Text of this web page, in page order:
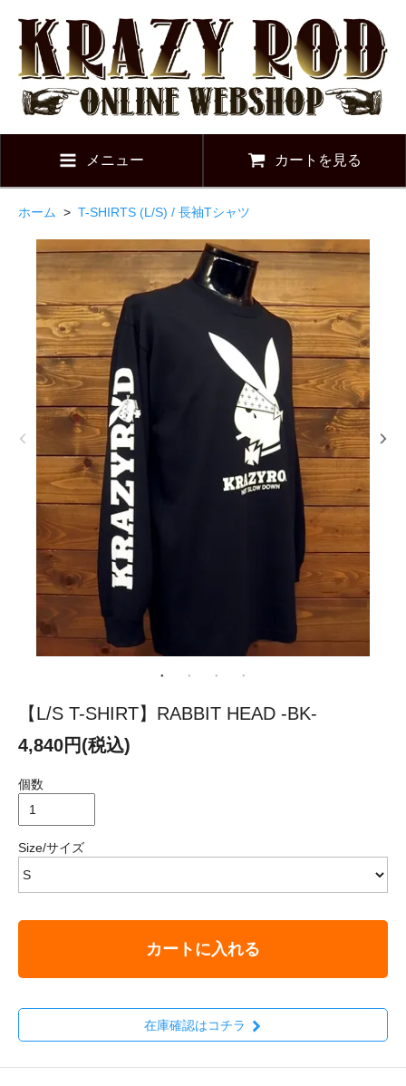
メニュー カートを見る
ホーム > T-SHIRTS (L/S) / 長袖Tシャツ
【L/S T-SHIRT】RABBIT HEAD -BK-
4,840円(税込)
個数
Size/サイズ
カートに入れる
在庫確認はコチラ